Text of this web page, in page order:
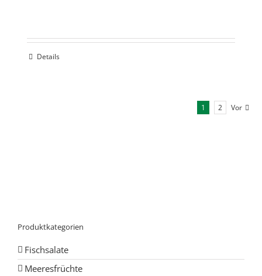
Details
1 2 Vor
Produktkategorien
Fischsalate
Meeresfrüchte